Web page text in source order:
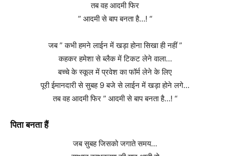
तब वह आदमी फिर
” आदमी से बाप बनता है…! “
जब ” कभी हमने लाईन में खड़ा होना सिखा ही नहीं ”
कहकर हमेशा से ब्लैक में टिकट लेने वाला…
बच्चे के स्कूल में प्रवेश का फॉर्म लेने के लिए
पूरी ईमानदारी से सुबह 9 बजे से लाईन में खड़ा होने लगे…
तब वह आदमी फिर ” आदमी से बाप बनता है…! “
पिता बनता हैं
जब सुबह जिसको जगाते समय…